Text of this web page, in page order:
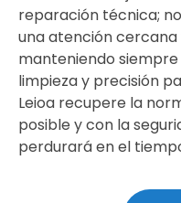
reparación técnica;
una atención cercana
manteniendo
limpieza y precisión
Leioa recupere la
posible y con la
perdurará en el